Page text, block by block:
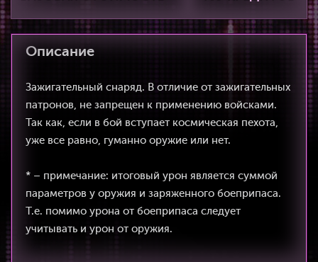
Описание
Зажигательный снаряд. В отличие от зажигательных
патронов, не запрещен к применению войсками.
Так как, если в бой вступает космическая пехота,
уже все равно, гуманно оружие или нет.
* – примечание: итоговый урон является суммой
параметров у оружия и заряженного боеприпаса.
Т.е. помимо урона от боеприпаса следует
учитывать и урон от оружия.